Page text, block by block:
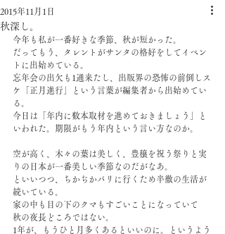
秋深し。
2015年11月1日
今年も私が一番好きな季節、秋が短かった。
だってもう、タレントがサンタの格好をしてイベン
トに出始めている。
忘年会の出欠も1通来たし、出版界の恐怖の前倒しス
ケ「正月進行」という言葉が編集者から出始めてい
る。
今日は「年内に数本取材を進めておきましょう」と
いわれた。期限がもう年内という言い方なのか。
空が高く、木々の葉は美しく、豊穣を祝う祭りと実
りの日本が一番美しい季節なのだがなあ。
といいつつ、ちかぢかパリに行くため半徹の生活が
続いている。
家の中も目の下のクマもすごいことになっていて
秋の夜長どころではない。
1年が、もうひと月多くあるといいのに。というよう